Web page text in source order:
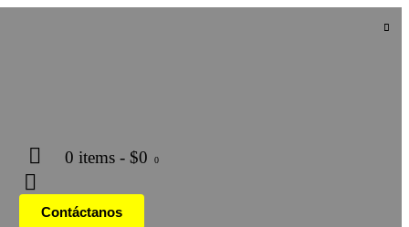
0 items- $0 0
Contáctanos